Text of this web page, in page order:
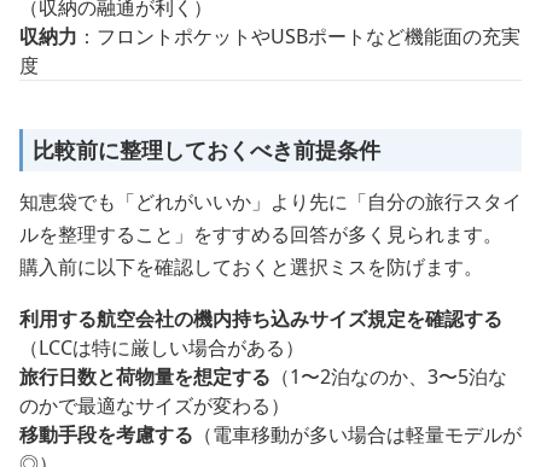
（収納の融通が利く）
収納力 ：フロントポケットやUSBポートなど機能面の充実
度
比較前に整理しておくべき前提条件
知恵袋でも「どれがいいか」より先に「自分の旅行スタイ
ルを整理すること」をすすめる回答が多く見られます。
購入前に以下を確認しておくと選択ミスを防げます。
利用する航空会社の機内持ち込みサイズ規定を確認する
（LCCは特に厳しい場合がある）
旅行日数と荷物量を想定する （1〜2泊なのか、3〜5泊な
のかで最適なサイズが変わる）
移動手段を考慮する （電車移動が多い場合は軽量モデルが